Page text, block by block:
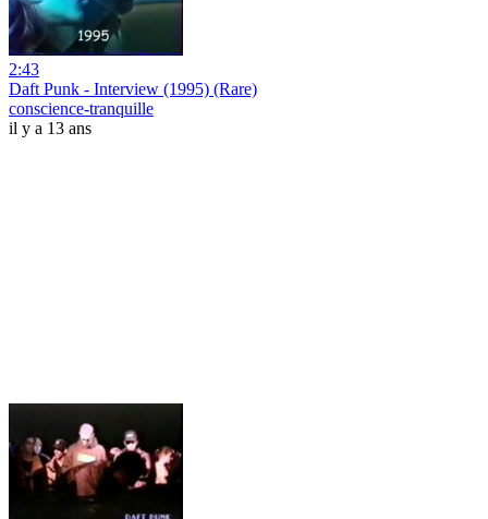
2:43
Daft Punk - Interview (1995) (Rare)
conscience-tranquille
il y a 13 ans